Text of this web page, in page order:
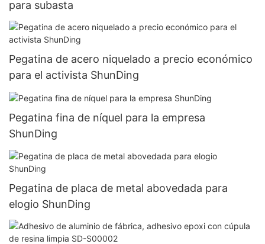
para subasta
Pegatina de acero niquelado a precio económico
para el activista ShunDing
Pegatina fina de níquel para la empresa
ShunDing
Pegatina de placa de metal abovedada para
elogio ShunDing